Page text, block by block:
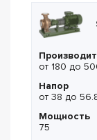
от 180 до
Напор
от 38 до
Мощность
75